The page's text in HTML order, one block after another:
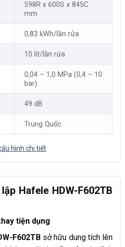
Hafele HDW-F602TB
tiện dụng
F602TBsở hữu dung tích lên
598R x 600S x 845C
mm
0,83 kWh/lần rửa
10 lít/lần rửa
0,04 – 1,0 MPa (0,4 – 10
bar)
49 dB
Trung Quốc
hình chi tiết